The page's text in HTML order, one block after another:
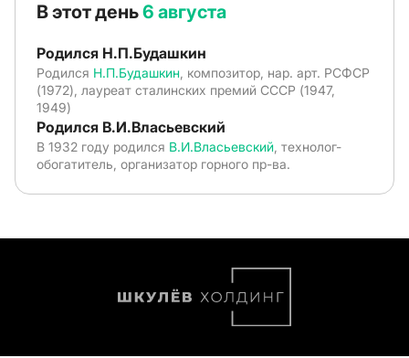
В этот день6 августа
Родился Н.П.Будашкин
Родился Н.П.Будашкин , композитор, нар. арт. РСФСР
(1972), лауреат сталинских премий СССР (1947,
1949)
Родился В.И.Власьевский
В 1932 году родился В.И.Власьевский , технолог-
обогатитель, организатор горного пр-ва.